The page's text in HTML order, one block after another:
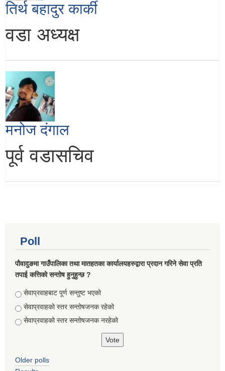
तिर्थ बहादुर कार्की
वडा अध्यक्ष
मनोज दंगाल
पूर्व वडासचिव
Poll
पौवादुङमा गाउँपालिका तथा मातहतका कार्यालयहरुद्वारा प्रदान गरिने सेवा प्रति
तपाई कत्तिको सन्तोष हुनुहुन्छ ?
Choices
सेवाप्रवाहबाट पूर्ण सन्तुष्ट भएको
सेवाप्रवाहको स्तर सन्तोषजनक रहेको
सेवाप्रवाहको स्तर सन्तोषजनक नरहेको
Older polls